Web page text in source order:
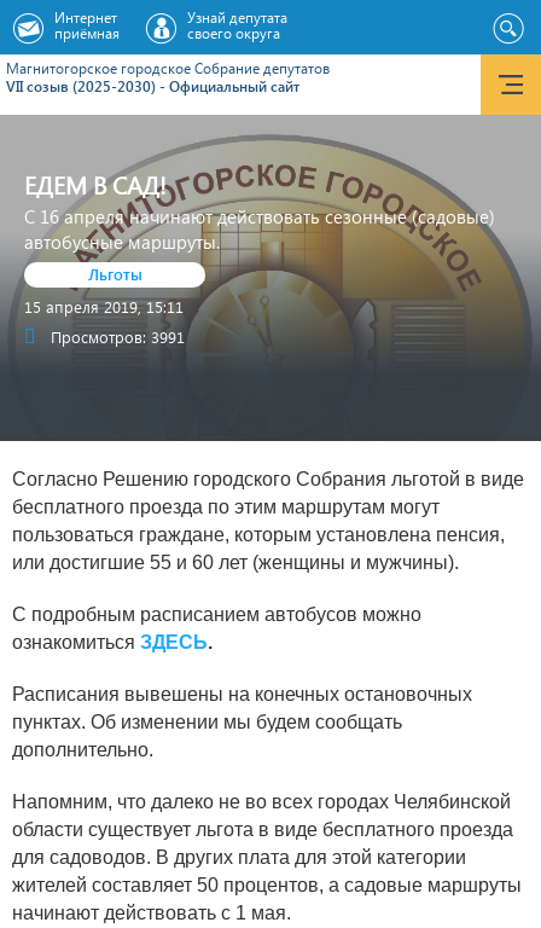
Магнитогорское городское Cобрание депутатов
VII созыв (2025-2030) - Официальный сайт
Интернет
приёмная
Узнай депутата
своего округа
ЕДЕМ В САД!
С 16 апреля начинают действовать сезонные (садовые)
автобусные маршруты.
Льготы
15 апреля 2019, 15:11
Просмотров: 3991
Согласно Решению городского Собрания льготой в виде
бесплатного проезда по этим маршрутам могут
пользоваться граждане, которым установлена пенсия,
или достигшие 55 и 60 лет (женщины и мужчины).
С подробным расписанием автобусов можно
ознакомиться ЗДЕСЬ.
Расписания вывешены на конечных остановочных
пунктах. Об изменении мы будем сообщать
дополнительно.
Напомним, что далеко не во всех городах Челябинской
области существует льгота в виде бесплатного проезда
для садоводов. В других плата для этой категории
жителей составляет 50 процентов, а садовые маршруты
начинают действовать с 1 мая.